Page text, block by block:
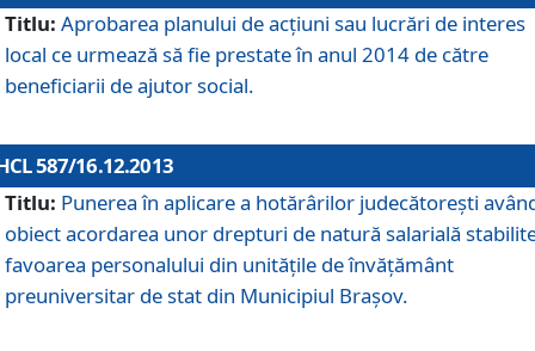
Titlu: Aprobarea planului de acţiuni sau lucrări de interes
local ce urmează să fie prestate în anul 2014 de către
beneficiarii de ajutor social.
587/16.12.2013
Titlu: Punerea în aplicare a hotărârilor judecătoreşti
obiect acordarea unor drepturi de natură salarială
favoarea personalului din unităţile de învăţământ
preuniversitar de stat din Municipiul Braşov.